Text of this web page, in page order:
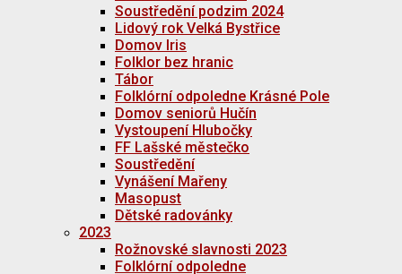
Soustředění podzim 2024
Lidový rok Velká Bystřice
Domov Iris
Folklor bez hranic
Tábor
Folklórní odpoledne Krásné Pole
Domov seniorů Hučín
Vystoupení Hlubočky
FF Lašské městečko
Soustředění
Vynášení Mařeny
Masopust
Dětské radovánky
2023
Rožnovské slavnosti 2023
Folklórní odpoledne